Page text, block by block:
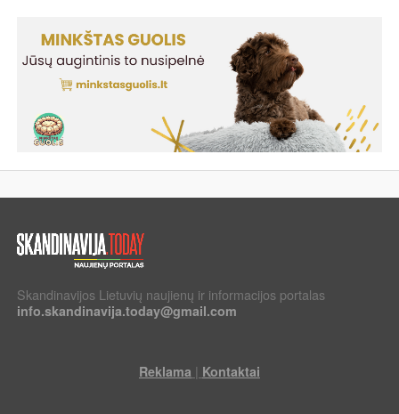
Skandinavijos Lietuvių naujienų ir informacijos portalas
info.skandinavija.today@gmail.com
Reklama| Kontaktai